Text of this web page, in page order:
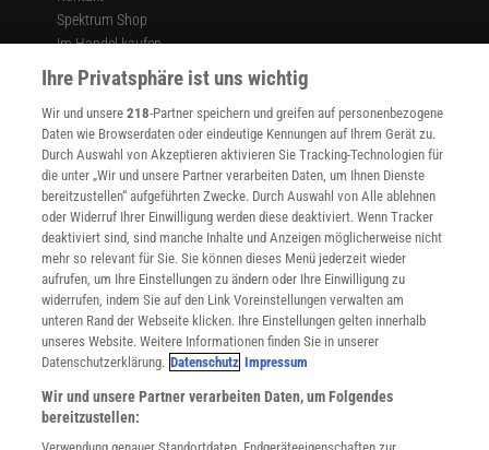
Spektrum Shop
Im Handel kaufen
Presse
Verträge kündigen
Widerruf
INFO
Mediadaten
Datenschutz
Nutzungsbedingungen
Cookie-Einstellungen
Utiq verwalten
Nutzungsbasierte Onlinewerbung
Alle Artikel
Impressum
Angebote für Schulen
Angebote für Institutionen
Ihre Privatsphäre ist uns wichtig
Wir und unsere218-Partner speichern und greifen auf personenbezogene
Daten wie Browserdaten oder eindeutige Kennungen auf Ihrem Gerät zu.
Durch Auswahl von Akzeptieren aktivieren Sie Tracking-Technologien für
die unter „Wir und unsere Partner verarbeiten Daten, um Ihnen Dienste
bereitzustellen“ aufgeführten Zwecke. Durch Auswahl von Alle ablehnen
oder Widerruf Ihrer Einwilligung werden diese deaktiviert. Wenn Tracker
deaktiviert sind, sind manche Inhalte und Anzeigen möglicherweise nicht
mehr so relevant für Sie. Sie können dieses Menü jederzeit wieder
aufrufen, um Ihre Einstellungen zu ändern oder Ihre Einwilligung zu
widerrufen, indem Sie auf den Link Voreinstellungen verwalten am
unteren Rand der Webseite klicken. Ihre Einstellungen gelten innerhalb
unseres Website. Weitere Informationen finden Sie in unserer
Datenschutzerklärung. Datenschutz Impressum
Wir und unsere Partner verarbeiten Daten, um Folgendes
bereitzustellen: